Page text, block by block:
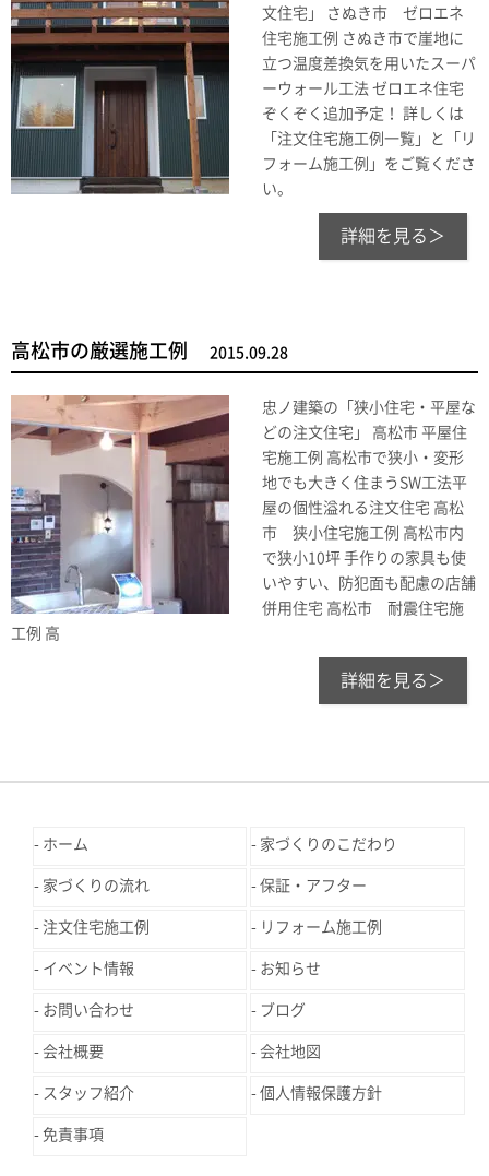
文住宅」 さぬき市 ゼロエネ
住宅施工例 さぬき市で崖地に
立つ温度差換気を用いたスーパ
ーウォール工法 ゼロエネ住宅
ぞくぞく追加予定！ 詳しくは
「注文住宅施工例一覧」と「リ
フォーム施工例」をご覧くださ
い。
詳細を見る＞
高松市の厳選施工例 2015.09.28
忠ノ建築の「狭小住宅・平屋な
どの注文住宅」 高松市 平屋住
宅施工例 高松市で狭小・変形
地でも大きく住まうSW工法平
屋の個性溢れる注文住宅 高松
市 狭小住宅施工例 高松市内
で狭小10坪 手作りの家具も使
いやすい、防犯面も配慮の店舗
併用住宅 高松市 耐震住宅施
工例 高
詳細を見る＞
ホーム 家づくりのこだわり
家づくりの流れ 保証・アフター
注文住宅施工例 リフォーム施工例
イベント情報 お知らせ
お問い合わせ ブログ
会社概要 会社地図
スタッフ紹介 個人情報保護方針
免責事項